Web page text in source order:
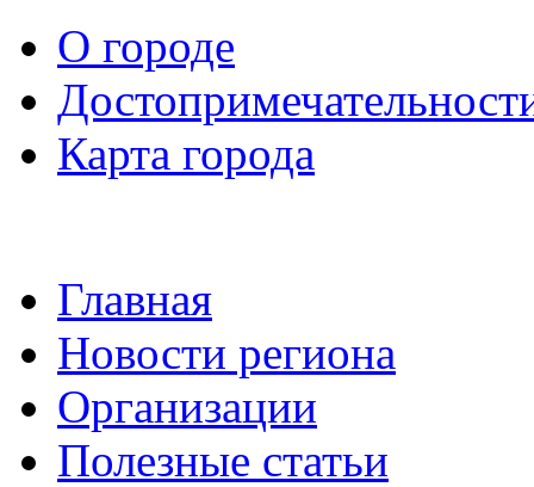
О городе
Карта города
Главная
Новости региона
Организации
Полезные статьи